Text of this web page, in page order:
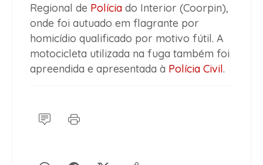
Regional de Polícia do Interior (Coorpin),
onde foi autuado em flagrante por
homicídio qualificado por motivo fútil. A
motocicleta utilizada na fuga também foi
apreendida e apresentada à Polícia Civil.